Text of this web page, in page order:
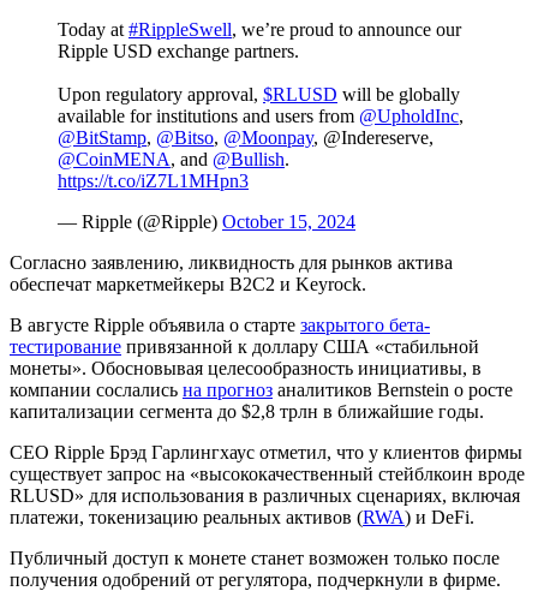
Today at #RippleSwell, we’re proud to announce our
Ripple USD exchange partners.
Upon regulatory approval, $RLUSD will be globally
available for institutions and users from @UpholdInc,
@BitStamp, @Bitso, @Moonpay, @Indereserve,
@CoinMENA, and @Bullish.
https://t.co/iZ7L1MHpn3
— Ripple (@Ripple) October 15, 2024
Согласно заявлению, ликвидность для рынков актива
обеспечат маркетмейкеры B2C2 и Keyrock.
В августе Ripple объявила о старте закрытого бета-
тестирование привязанной к доллару США «стабильной
монеты». Обосновывая целесообразность инициативы, в
компании сослались на прогноз аналитиков Bernstein о росте
капитализации сегмента до $2,8 трлн в ближайшие годы.
CEO Ripple Брэд Гарлингхаус отметил, что у клиентов фирмы
существует запрос на «высококачественный стейблкоин вроде
RLUSD» для использования в различных сценариях, включая
платежи, токенизацию реальных активов (RWA) и DeFi.
Публичный доступ к монете станет возможен только после
получения одобрений от регулятора, подчеркнули в фирме.